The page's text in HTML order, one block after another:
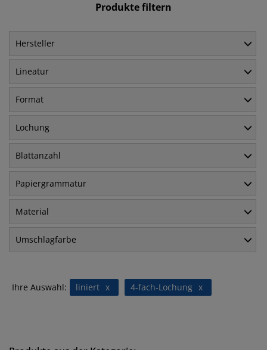
Produkte filtern
Hersteller
Lineatur
Format
Lochung
Blattanzahl
Papiergrammatur
Material
Umschlagfarbe
Ihre Auswahl: x
liniert x
4-fach-Lochung